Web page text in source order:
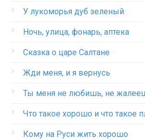
У лукоморья дуб зеленый
Ночь, улица, фонарь, аптека
Сказка о царе Салтане
Жди меня, и я вернусь
Ты меня не любишь, не
Что такое хорошо и что такое
Кому на Руси жить хорошо